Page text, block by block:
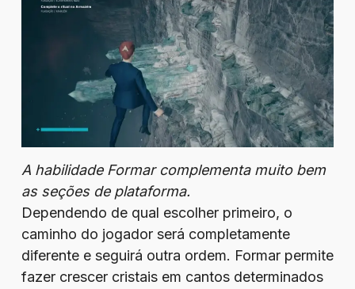
A habilidade Formar complementa muito bem
as seções de plataforma.
Dependendo de qual escolher primeiro, o
caminho do jogador será completamente
diferente e seguirá outra ordem. Formar permite
fazer crescer cristais em cantos determinados